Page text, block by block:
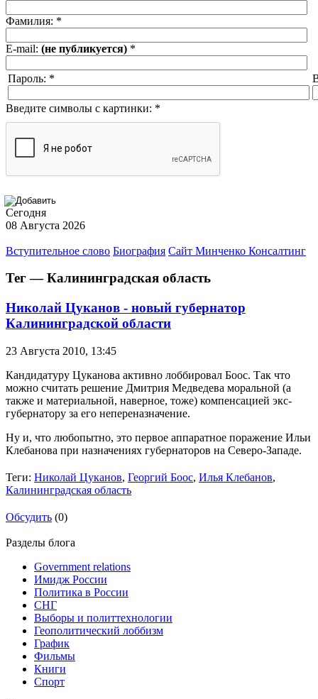
Фамилия: *
E-mail: (не публикуется) *
Пароль: *
Введите символы с картинки: *
Сегодня
08 Августа 2026
Вступительное слово Биография Сайт Минченко Консалтинг
Тег — Калининградская область
Николай Цуканов - новый губернатор
Калининградской области
23 Августа 2010, 13:45
Кандидатуру Цуканова активно лоббировал Боос. Так что
можно считать решение Дмитрия Медведева моральной (а
также и материальной, наверное, тоже) компенсацией экс-
губернатору за его непереназначение.
Ну и, что любопытно, это первое аппаратное поражение Ильи
Клебанова при назначениях губернаторов на Северо-Западе.
Теги: Николай Цуканов, Георгий Боос, Илья Клебанов,
Калининградская область
Обсудить (0)
Разделы блога
Government relations
Имидж России
Политика в России
СНГ
Выборы и политтехнологии
Геополитический лоббизм
График
Фильмы
Книги
Спорт